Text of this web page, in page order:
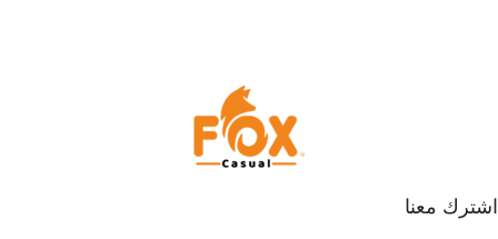
اشترك معنا